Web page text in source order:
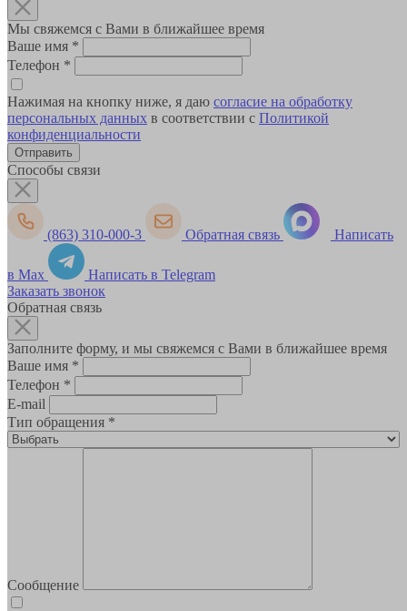
Мы свяжемся с Вами в ближайшее время
Ваше имя *
Телефон *
Нажимая на кнопку ниже, я даю согласие на обработку
персональных данных в соответствии с Политикой
конфиденциальности
Способы связи
(863) 310-000-3 Обратная связь Написать
в Max
Написать в Telegram
Заказать звонок
Обратная связь
Заполните форму, и мы свяжемся с Вами в ближайшее время
Ваше имя *
Телефон *
E-mail
Тип обращения *
Сообщение